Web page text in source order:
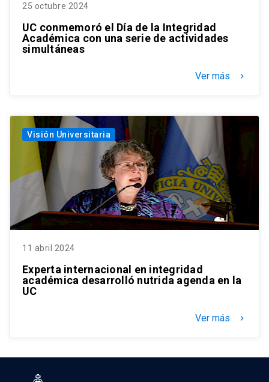
25 octubre 2024
UC conmemoró el Día de la Integridad
Académica con una serie de actividades
simultáneas
Ver más keyboard_arrow_right
Visión Universitaria
11 abril 2024
Experta internacional en integridad
académica desarrolló nutrida agenda en la
UC
Ver más keyboard_arrow_right